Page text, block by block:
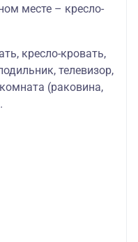
месте – кресло-
кресло-кровать,
телевизор,
(раковина,